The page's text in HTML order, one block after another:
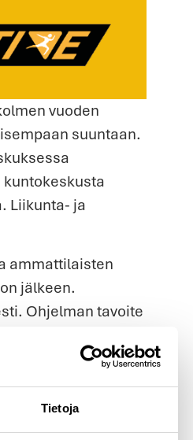
Tietoja
vuoden
suuntaan.
kuntokeskusta
Liikunta- ja
ammattilaisten
jälkeen.
Ohjelman tavoite
ja ohjaajat